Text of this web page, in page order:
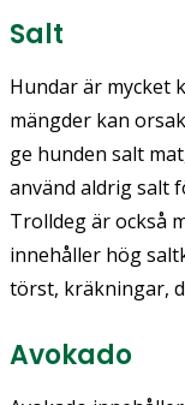
Salt
Hundar är mycket
mängder kan
ge hunden salt
använd aldrig salt
Trolldeg är också
innehåller hög
törst, kräkningar,
Avokado